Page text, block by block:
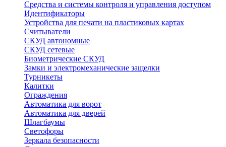
Средства и системы контроля и управления доступом
Идентификаторы
Устройства для печати на пластиковых картах
Считыватели
СКУД автономные
СКУД сетевые
Биометрические СКУД
Замки и электромеханические защелки
Турникеты
Калитки
Ограждения
Автоматика для ворот
Автоматика для дверей
Шлагбаумы
Светофоры
Зеркала безопасности